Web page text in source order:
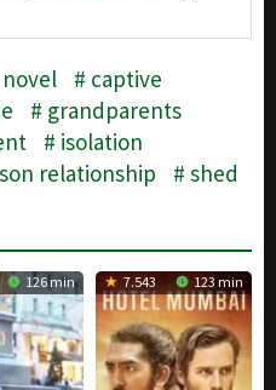
captive
grandparents
isolation
relationship
shed
126 min 7.543 123 min